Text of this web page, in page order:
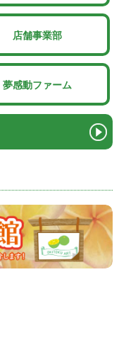
店舗事業部
夢感動ファーム